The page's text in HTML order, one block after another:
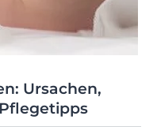
Ursachen,